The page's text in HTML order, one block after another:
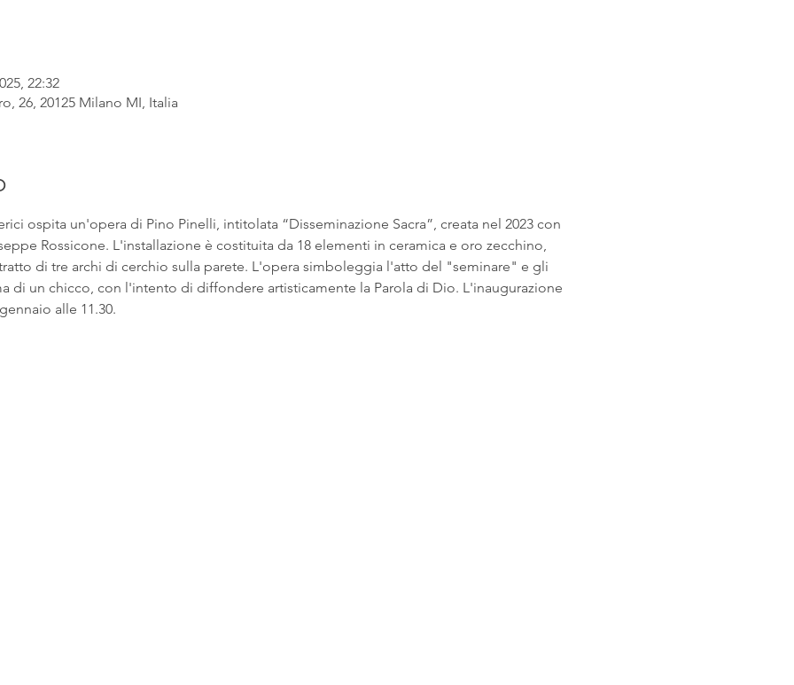
22:32
26, 20125 Milano MI, Italia
ospita un'opera di Pino Pinelli, intitolata “Disseminazione Sacra”, creata nel 2023 con
Rossicone. L'installazione è costituita da 18 elementi in ceramica e oro zecchino,
di tre archi di cerchio sulla parete. L'opera simboleggia l'atto del "seminare" e gli
di un chicco, con l'intento di diffondere artisticamente la Parola di Dio. L'inaugurazione
alle 11.30.